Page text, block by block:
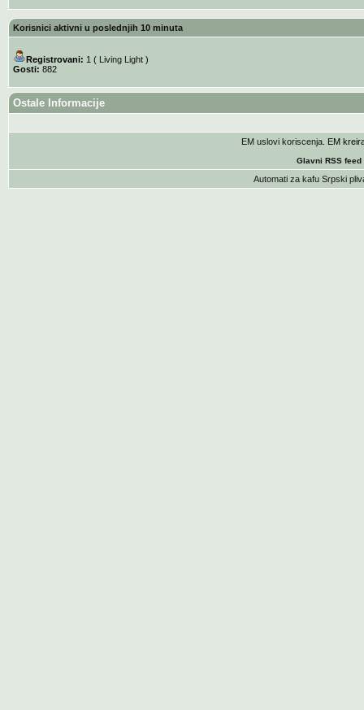
Korisnici aktivni u poslednjih 10 minuta
Registrovani: 1 ( Living Light)
Gosti: 882
Ostale Informacije
EM uslovi koriscenja . EM
Glavni RSS feed
Automati za kafu Srpski